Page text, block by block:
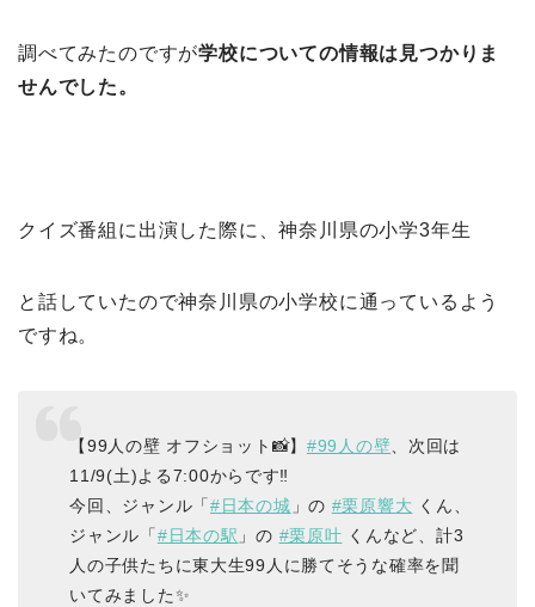
調べてみたのですが学校についての情報は見つかりま
せんでした。
クイズ番組に出演した際に、神奈川県の小学3年生
と話していたので神奈川県の小学校に通っているよう
ですね。
【99人の壁 オフショット📸】 #99人の壁 、次回は
11/9(土)よる7:00からです‼️
今回、ジャンル「#日本の城 」の #栗原響大 くん、
ジャンル「#日本の駅 」の #栗原叶 くんなど、計3
人の子供たちに東大生99人に勝てそうな確率を聞
いてみました✨